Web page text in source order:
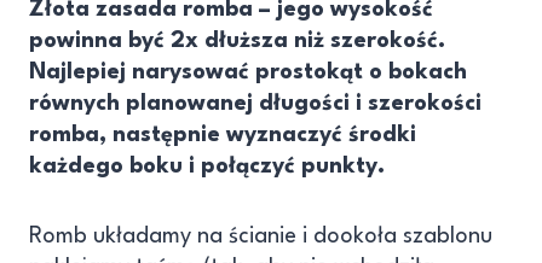
Złota zasada romba – jego wysokość
powinna być 2x dłuższa niż szerokość.
Najlepiej narysować prostokąt o bokach
równych planowanej długości i szerokości
romba, następnie wyznaczyć środki
każdego boku i połączyć punkty.
Romb układamy na ścianie i dookoła szablonu